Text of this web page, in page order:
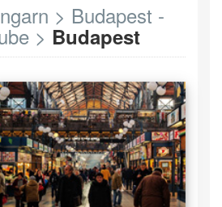
> Budapest -
> Budapest